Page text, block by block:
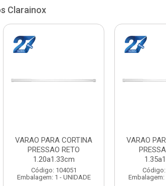
Clarainox
VARAO PARA CORTINA
PRESSAO RETO
1.35a1.48cm
Código: 104060
Embalagem: 1 - UNIDADE
VARAO
Embalagem: